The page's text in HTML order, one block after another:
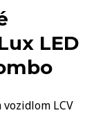
LED
LCV